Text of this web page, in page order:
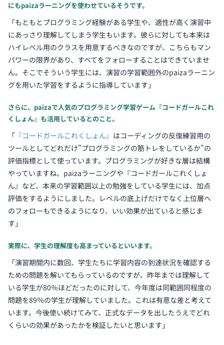
にもpaizaラーニングを使わせているそうです。
「もともとプログラミング経験がある学生や、適性が高く演習中
にあっさり理解してしまう学生もいます。彼らに対しても本来は
ハイレベル用のクラスを用意するべきなのですが、こちらもマン
パワーの限界があり、すべてをフォローすることはできていませ
ん。そこでそういう学生には、演習の学習範囲外のpaizaラーニン
グを用いた学習をするように指導しています」
さらに、paizaで人気のプログラミング学習ゲーム『コードガールこれ
くしょん』も活用しているとのこと。
「 『コードガールこれくしょん』 はコーディングの反復練習用の
ツールとしてどれだけ"プログラミングの筋トレをしているか"の
評価指標として使っています。プログラミングが好きな層は結構
やっていますね。paizaラーニングや『コードガールこれくしょ
ん』など、本来の学習範囲以上の勉強をしている学生には、加点
評価をするようにしました。レベルの底上げだけでなく上位層へ
のフォローもできるようになり、いい効果が出ていると感じま
す」
実際に、学生の理解度も高まっているといいます。
「演習期間内に数回、学生たちに学習内容の到達状況を確認する
ための問題を解いてもらっているのですが、昨年までは理解して
いる学生が80％ほどだったのに対して、今年度は同範囲同程度の
問題を89％の学生が理解していました。これは有意な差と考えて
います。今後使い続けてみて、正式なデータを出したうえでどれ
くらいの効果があったかを検証したいと思います」